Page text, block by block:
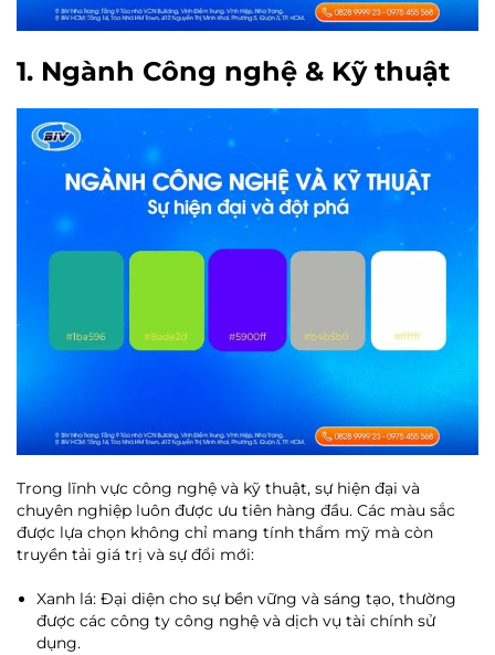
1. Ngành Công nghệ & Kỹ thuật
Trong lĩnh vực công nghệ và kỹ thuật, sự hiện đại và
chuyên nghiệp luôn được ưu tiên hàng đầu. Các màu sắc
được lựa chọn không chỉ mang tính thẩm mỹ mà còn
truyền tải giá trị và sự đổi mới:
Xanh lá: Đại diện cho sự bền vững và sáng tạo, thường
được các công ty công nghệ và dịch vụ tài chính sử
dụng.